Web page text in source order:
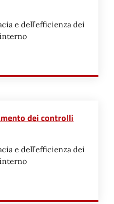
e dell’efficienza dei
SUL FUNZIONAMENTO DEI
dei controlli
e dell’efficienza dei
SUL FUNZIONAMENTO DEI